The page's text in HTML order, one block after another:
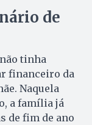
de
tinha
financeiro da
Naquela
a família já
de fim de ano